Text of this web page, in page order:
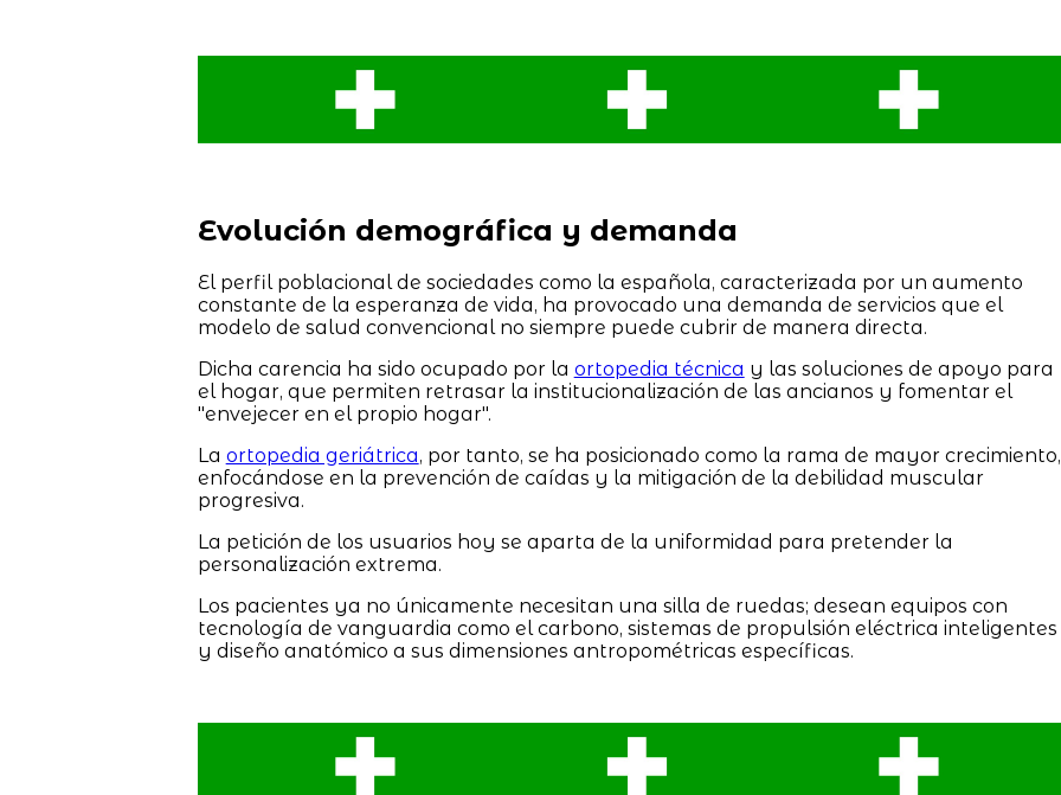
Evolución demográfica y demanda
El perfil poblacional de sociedades como la española, caracterizada por un aumento
constante de la esperanza de vida, ha provocado una demanda de servicios que el
modelo de salud convencional no siempre puede cubrir de manera directa.
Dicha carencia ha sido ocupado por la ortopedia técnica y las soluciones de apoyo para
el hogar, que permiten retrasar la institucionalización de las ancianos y fomentar el
"envejecer en el propio hogar".
La ortopedia geriátrica, por tanto, se ha posicionado como la rama de mayor crecimiento,
enfocándose en la prevención de caídas y la mitigación de la debilidad muscular
progresiva.
La petición de los usuarios hoy se aparta de la uniformidad para pretender la
personalización extrema.
Los pacientes ya no únicamente necesitan una silla de ruedas; desean equipos con
tecnología de vanguardia como el carbono, sistemas de propulsión eléctrica inteligentes
y diseño anatómico a sus dimensiones antropométricas específicas.